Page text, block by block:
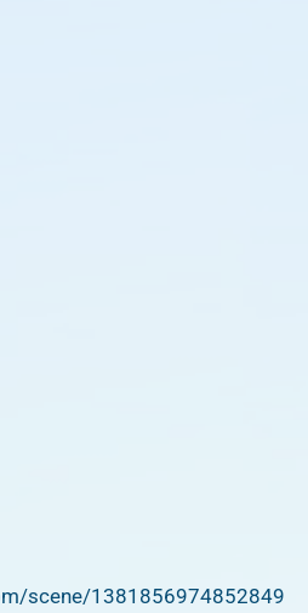
scene/1381856974852849